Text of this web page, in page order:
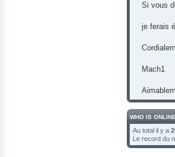
Si vous
je ferais
Mach1
WHO IS
Au total il y a
Le record du